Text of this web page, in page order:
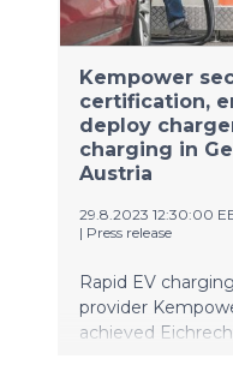
Kempower
certification,
deploy
charging in
Austria
29.8.2023 12:30:00
| Press release
Rapid EV
provider
achieved